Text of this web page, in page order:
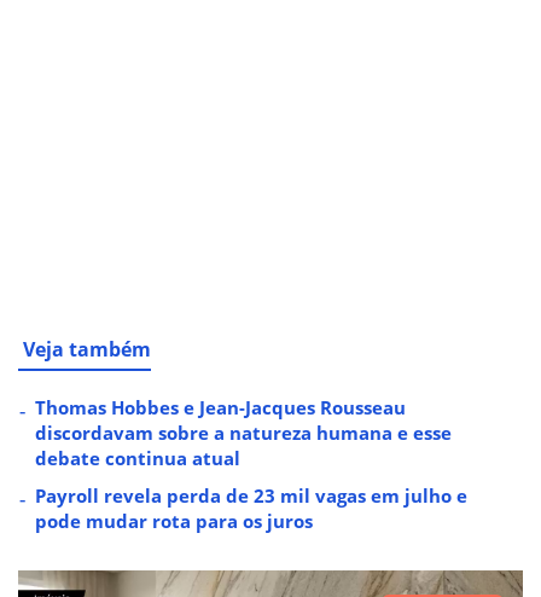
Veja também
Thomas Hobbes e Jean-Jacques Rousseau
discordavam sobre a natureza humana e esse
debate continua atual
Payroll revela perda de 23 mil vagas em julho e
pode mudar rota para os juros